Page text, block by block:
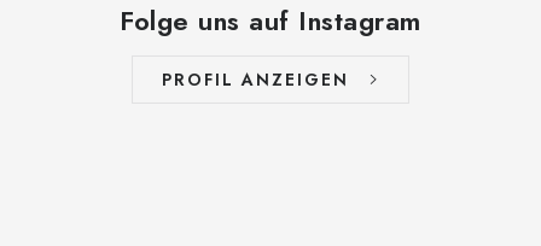
Folge uns auf Instagram
PROFIL ANZEIGEN